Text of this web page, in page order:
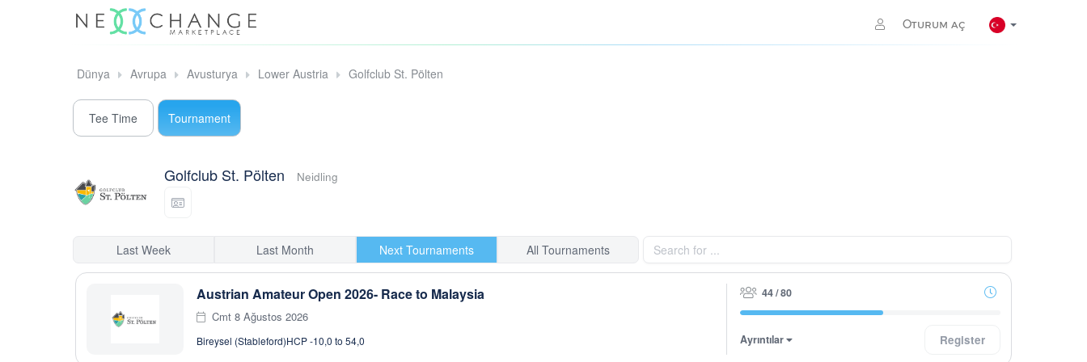
Oturum aç
Dünya Avrupa Avusturya Lower Austria Golfclub St. Pölten
Tee Time Tournament
Golfclub St. Pölten Neidling
Last Week Last Month Next Tournaments All Tournaments
Austrian Amateur Open 2026- Race to Malaysia
Cmt 8 Ağustos 2026
Bireysel (Stableford)HCP -10,0 to 54,0
44 / 80
Ayrıntılar Register